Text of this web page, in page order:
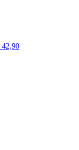
42,90